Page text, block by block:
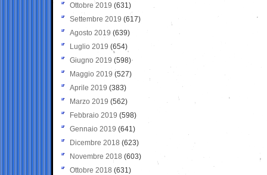
Ottobre 2019 (631)
Settembre 2019 (617)
Agosto 2019 (639)
Luglio 2019 (654)
Giugno 2019 (598)
Maggio 2019 (527)
Aprile 2019 (383)
Marzo 2019 (562)
Febbraio 2019 (598)
Gennaio 2019 (641)
Dicembre 2018 (623)
Novembre 2018 (603)
Ottobre 2018 (631)